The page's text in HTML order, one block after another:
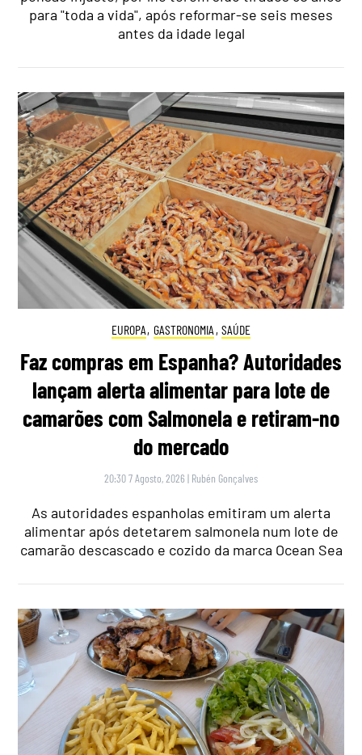
para "toda a vida", após reformar-se seis meses
antes da idade legal
EUROPA, GASTRONOMIA , SAÚDE
Faz compras em Espanha? Autoridades
lançam alerta alimentar para lote de
camarões com Salmonela e retiram-no
do mercado
20:30 7 Agosto, 2026 | Rubén Gonçalves
As autoridades espanholas emitiram um alerta
alimentar após detetarem salmonela num lote de
camarão descascado e cozido da marca Ocean Sea